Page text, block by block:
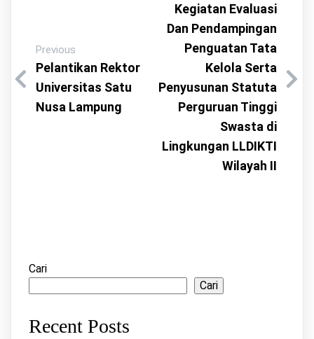
Previous
Pelantikan Rektor
Universitas Satu
Nusa Lampung
Kegiatan Evaluasi
Dan Pendampingan
Penguatan Tata
Kelola Serta
Penyusunan Statuta
Perguruan Tinggi
Swasta di
Lingkungan LLDIKTI
Wilayah II
Cari
Cari
Recent Posts